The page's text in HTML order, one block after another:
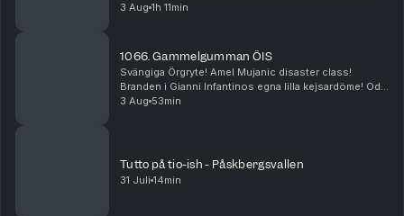
Nya Juve, Leaos ickebefintliga dragningskraft,
3 Aug 1h 11min
1066. Gammelgumman ÖIS
Svängiga Örgryte! Amel Mujanic disaster class!
Branden i Gianni Infantinos egna lilla kejsardöme! Ode
till Franco Baresi!
3 Aug 53min
Tutto på tio-ish - Påskbergsvallen
31 Juli 14min